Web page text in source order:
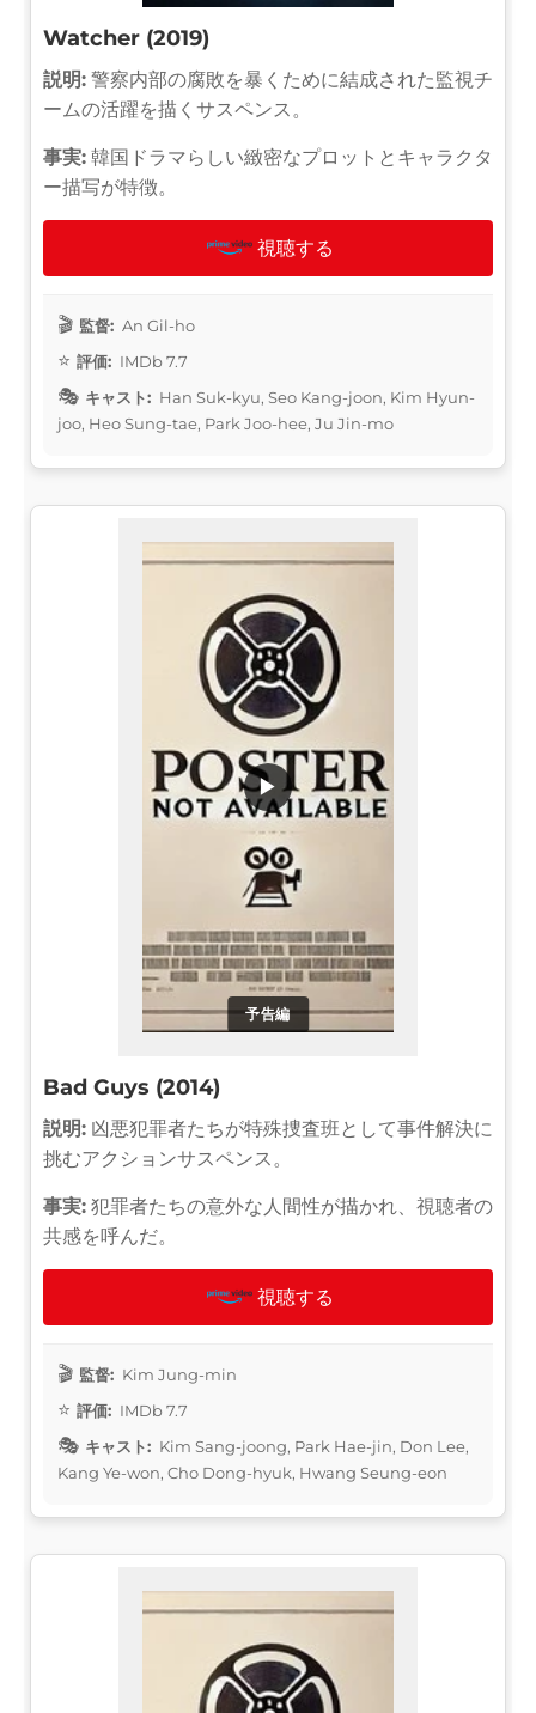
Watcher (2019)
説明: 警察内部の腐敗を暴くために結成された監視チ
ームの活躍を描くサスペンス。
事実: 韓国ドラマらしい緻密なプロットとキャラクタ
ー描写が特徴。
視聴する
監督: An Gil-ho
評価: IMDb 7.7
キャスト: Han Suk-kyu, Seo Kang-joon, Kim Hyun-
joo, Heo Sung-tae, Park Joo-hee, Ju Jin-mo
予告編
▶
Bad Guys (2014)
説明: 凶悪犯罪者たちが特殊捜査班として事件解決に
挑むアクションサスペンス。
事実: 犯罪者たちの意外な人間性が描かれ、視聴者の
共感を呼んだ。
視聴する
監督: Kim Jung-min
評価: IMDb 7.7
キャスト: Kim Sang-joong, Park Hae-jin, Don Lee,
Kang Ye-won, Cho Dong-hyuk, Hwang Seung-eon